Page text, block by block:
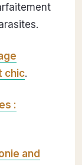
chic.
:
and